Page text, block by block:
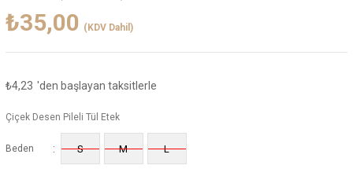
₺35,00 (KDV Dahil)
₺4,23 'den başlayan taksitlerle
Çiçek Desen Pileli Tül Etek
Beden : S M L